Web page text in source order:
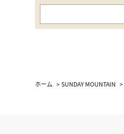
ホーム >SUNDAY MOUNTAIN >